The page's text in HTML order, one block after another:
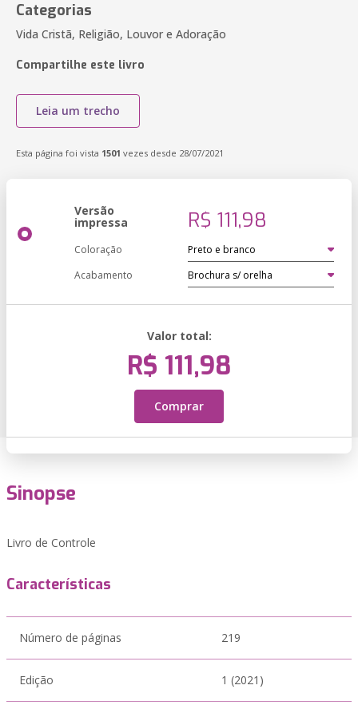
Categorias
Vida Cristã, Religião, Louvor e Adoração
Compartilhe este livro
Leia um trecho
Esta página foi vista 1501 vezes desde 28/07/2021
Versão
impressa R$ 111,98
Coloração
Acabamento
Valor total:
R$ 111,98
Comprar
Sinopse
Livro de Controle
Características
Número de páginas 219
Edição 1 (2021)